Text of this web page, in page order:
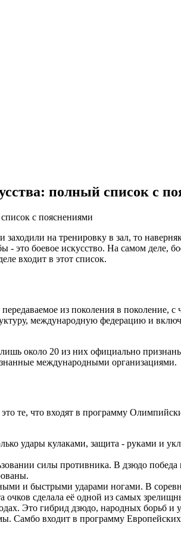
полный список с
с пояснениями
на тренировку в зал, то
это боевое искусство. На самом деле,
входит в этот список.
из поколения в
международную федерацию и
около 20 из них официально
международными организациями.
те, что входят в программу
удары кулаками, защита - руками и
силы противника. В дзюдо
и быстрыми ударами ногами. В
очков сделала её одной из самых
Это гибрид дзюдо, народных
Самбо входит в программу